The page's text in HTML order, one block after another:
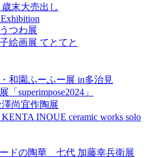
末大売出し
つわ展
絵画展 てとてと
和園ふーふー展 in多治見
「superimpose2024」
尚宜作陶展
INOUE ceramic works solo
ドの陶華 七代 加藤幸兵衛展